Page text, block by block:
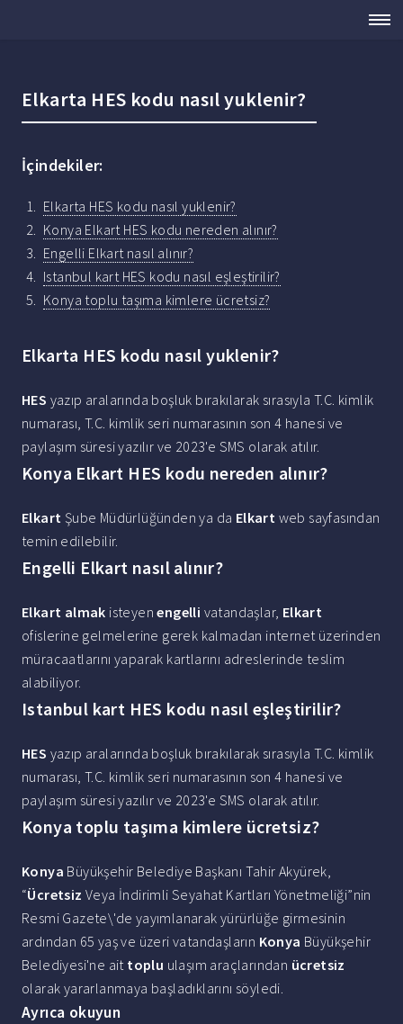
Elkarta HES kodu nasıl yuklenir?
İçindekiler:
Elkarta HES kodu nasıl yuklenir?
Konya Elkart HES kodu nereden alınır?
Engelli Elkart nasıl alınır?
Istanbul kart HES kodu nasıl eşleştirilir?
Konya toplu taşıma kimlere ücretsiz?
Elkarta HES kodu nasıl yuklenir?
HES yazıp aralarında boşluk bırakılarak sırasıyla T.C. kimlik
numarası, T.C. kimlik seri numarasının son 4 hanesi ve
paylaşım süresi yazılır ve 2023'e SMS olarak atılır.
Konya Elkart HES kodu nereden alınır?
Elkart Şube Müdürlüğünden ya da Elkart web sayfasından
temin edilebilir.
Engelli Elkart nasıl alınır?
Elkart almak isteyenengelli vatandaşlar, Elkart
ofislerine gelmelerine gerek kalmadan internet üzerinden
müracaatlarını yaparak kartlarını adreslerinde teslim
alabiliyor.
Istanbul kart HES kodu nasıl eşleştirilir?
HES yazıp aralarında boşluk bırakılarak sırasıyla T.C. kimlik
numarası, T.C. kimlik seri numarasının son 4 hanesi ve
paylaşım süresi yazılır ve 2023'e SMS olarak atılır.
Konya toplu taşıma kimlere ücretsiz?
Konya Büyükşehir Belediye Başkanı Tahir Akyürek,
“Ücretsiz Veya İndirimli Seyahat Kartları Yönetmeliği”nin
Resmi Gazete\'de yayımlanarak yürürlüğe girmesinin
ardından 65 yaş ve üzeri vatandaşların Konya Büyükşehir
Belediyesi'ne ait toplu ulaşım araçlarından ücretsiz
olarak yararlanmaya başladıklarını söyledi.
Ayrıca okuyun